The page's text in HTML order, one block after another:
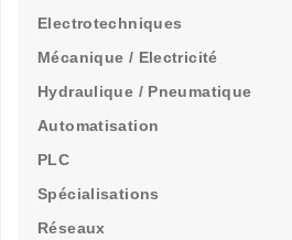
Electrotechniques
Mécanique / Electricité
Hydraulique / Pneumatique
Automatisation
PLC
Spécialisations
Réseaux